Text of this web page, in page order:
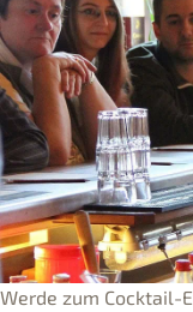
Werde zum Cocktail-